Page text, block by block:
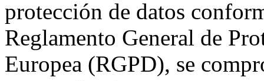
protección de datos
Reglamento General de
Europea (RGPD), se